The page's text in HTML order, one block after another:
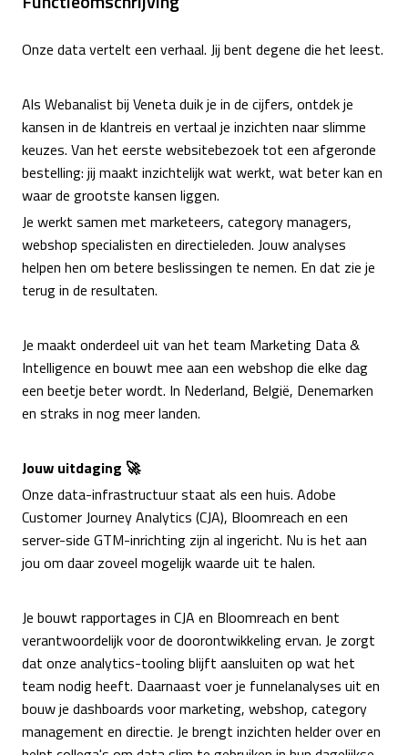
Onze data vertelt een verhaal. Jij bent degene die het leest.
Als Webanalist bij Veneta duik je in de cijfers, ontdek je
kansen in de klantreis en vertaal je inzichten naar slimme
keuzes. Van het eerste websitebezoek tot een afgeronde
bestelling: jij maakt inzichtelijk wat werkt, wat beter kan en
waar de grootste kansen liggen.
Je werkt samen met marketeers, category managers,
webshop specialisten en directieleden. Jouw analyses
helpen hen om betere beslissingen te nemen. En dat zie je
terug in de resultaten.
Je maakt onderdeel uit van het team Marketing Data &
Intelligence en bouwt mee aan een webshop die elke dag
een beetje beter wordt. In Nederland, België, Denemarken
en straks in nog meer landen.
Jouw uitdaging 🚀
Onze data-infrastructuur staat als een huis. Adobe
Customer Journey Analytics (CJA), Bloomreach en een
server-side GTM-inrichting zijn al ingericht. Nu is het aan
jou om daar zoveel mogelijk waarde uit te halen.
Je bouwt rapportages in CJA en Bloomreach en bent
verantwoordelijk voor de doorontwikkeling ervan. Je zorgt
dat onze analytics-tooling blijft aansluiten op wat het
team nodig heeft. Daarnaast voer je funnelanalyses uit en
bouw je dashboards voor marketing, webshop, category
management en directie. Je brengt inzichten helder over en